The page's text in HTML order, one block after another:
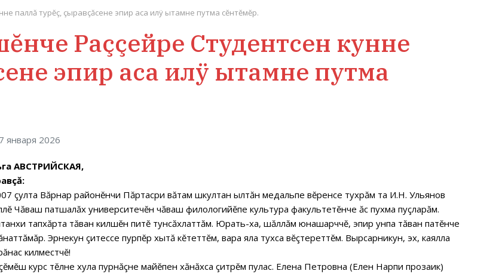
паллă турĕç, çыравçăсене эпир аса илÿ ытамне путма сĕнтĕмĕр.
Раççейре Студентсен кунне
эпир аса илÿ ытамне путма
января 2026
АВСТРИЙСКАЯ,
çулта Вăрнар районĕнчи Пăртасри вăтам шкултан ылтăн медальпе вĕренсе тухрăм та И.Н. Ульянов
Чăваш патшалăх университечĕн чăваш филологийĕпе культура факультетĕнче ăс пухма пуçларăм.
тапхăрта тăван килшĕн питĕ тунсăхлаттăм. Юрать-ха, шăллăм юнашарччĕ, эпир унпа тăван патĕнче
Эрнекун çитессе пурпĕр хытă кĕтеттĕм, вара яла тухса вĕçтереттĕм. Вырсарникун, эх, каялла
килместчĕ!
курс тĕлне хула пурнăçне майĕпен хăнăхса çитрĕм пулас. Елена Петровна (Елен Нарпи прозаик)